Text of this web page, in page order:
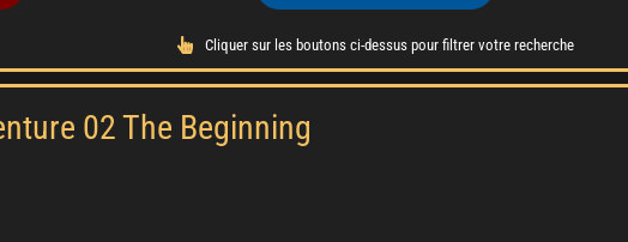
Cliquer sur les boutons ci-dessus pour filtrer votre recherche
02 The Beginning